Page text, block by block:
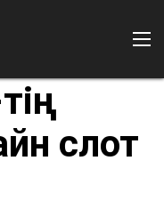
слот